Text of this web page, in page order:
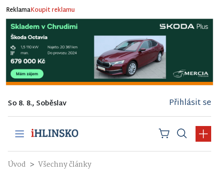
ReklamaKoupit reklamu
So 8. 8., Soběslav Přihlásit se
Úvod Všechny články